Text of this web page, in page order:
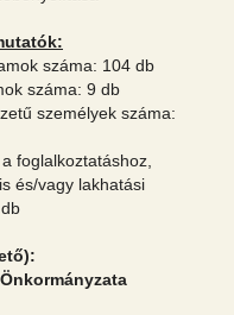
száma: 104 db
száma: 9 db
személyek száma:
foglalkoztatáshoz,
és/vagy lakhatási